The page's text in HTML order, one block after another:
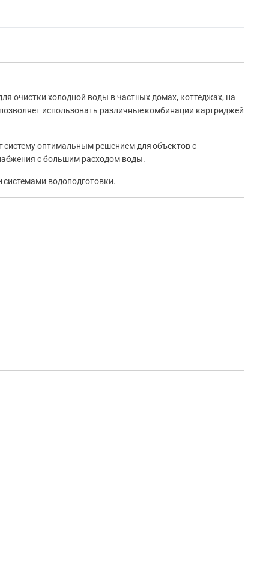
очистки холодной воды в частных домах, коттеджах, на
использовать различные комбинации картриджей
оптимальным решением для объектов с
с большим расходом воды.
водоподготовки.